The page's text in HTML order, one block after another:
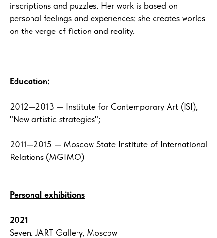
inscriptions and puzzles. Her work is based on
personal feelings and experiences: she creates worlds
on the verge of fiction and reality.
Education:
2012—2013 — Institute for Contemporary Art (ISI),
"New artistic strategies";
2011—2015 — Moscow State Institute of International
Relations (MGIMO)
Personal exhibitions
2021
Seven. JART Gallery, Moscow